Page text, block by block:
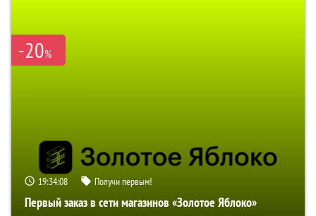
-20%
19:34:07 Получи первым!
Первый заказ в сети магазинов «Золотое Яблоко»